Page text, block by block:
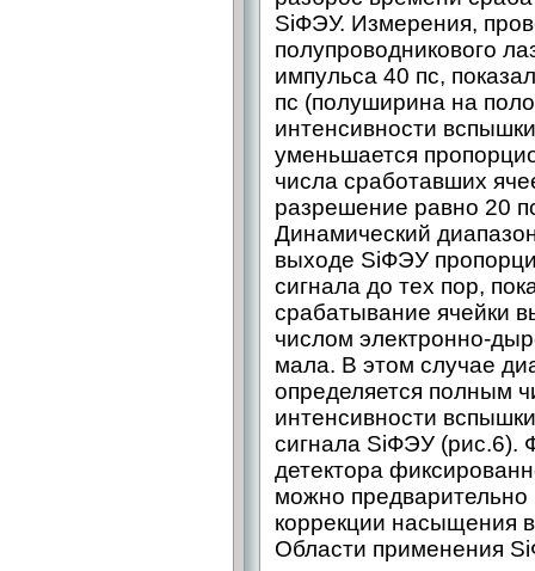
SiФЭУ. Измерения,
полупроводникового
импульса 40 пс,
пс (полуширина на
интенсивности
уменьшается
числа сработавших
разрешение равно 20
Динамический
выходе SiФЭУ
сигнала до тех пор,
срабатывание ячейки
числом электронно-
мала. В этом случае
определяется полным
интенсивности
сигнала SiФЭУ (рис.6).
детектора
можно предварительно
коррекции насыщения
Области применения